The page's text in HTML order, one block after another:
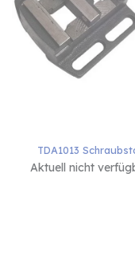
TDA1013
Aktuell nicht